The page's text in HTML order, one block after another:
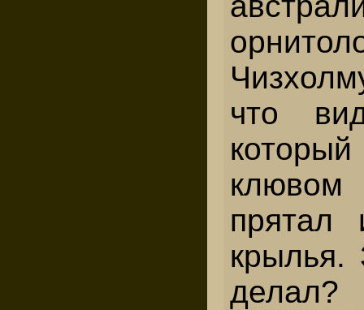
что
прятал
крылья.
делал?